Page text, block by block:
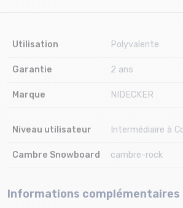
Utilisation Polyvalente
Garantie 2 ans
Marque NIDECKER
Niveau utilisateur Intermédiaire à
Cambre Snowboard cambre-rock
Informations complémentaires